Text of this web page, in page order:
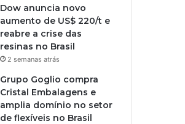
Dow anuncia novo
aumento de US$ 220/t e
reabre a crise das
resinas no Brasil
2 semanas atrás
Grupo Goglio compra
Cristal Embalagens e
amplia domínio no setor
de flexíveis no Brasil